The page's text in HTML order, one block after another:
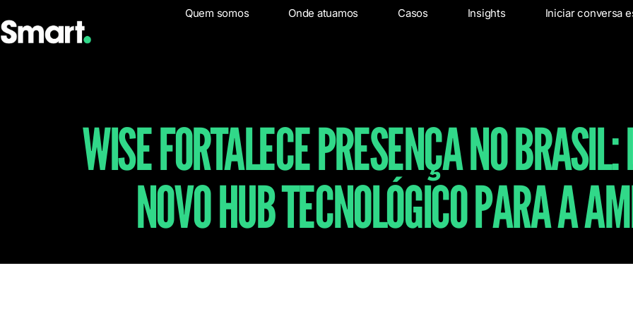
Quem somos Onde atuamos Casos Insights Iniciar conversa
Quem somos Onde atuamos Casos Insights
WISE FORTALECE PRESENÇA NO
NOVO HUB TECNOLÓGICO PARA A